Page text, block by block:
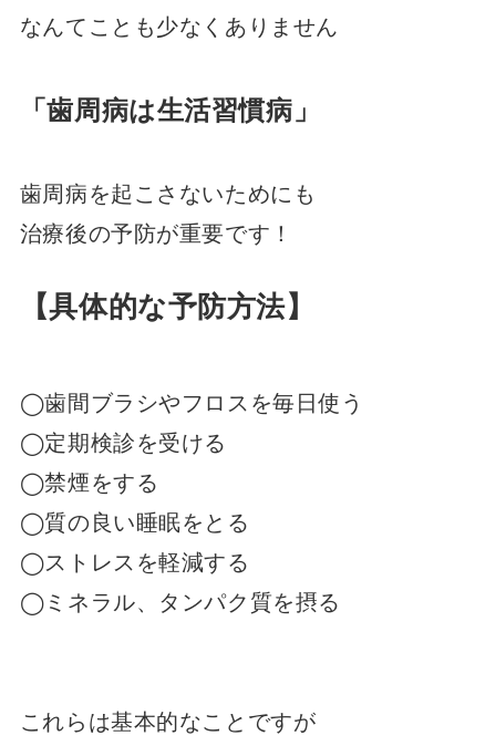
なんてことも少なくありません
「歯周病は生活習慣病」
歯周病を起こさないためにも
治療後の予防が重要です！
【具体的な予防方法】
◯歯間ブラシやフロスを毎日使う
◯定期検診を受ける
◯禁煙をする
◯質の良い睡眠をとる
◯ストレスを軽減する
◯ミネラル、タンパク質を摂る
これらは基本的なことですが